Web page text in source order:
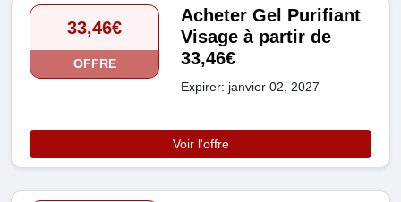
33,46€
OFFRE
Acheter Gel Purifiant
Visage à partir de
33,46€
Expirer: janvier 02, 2027
Voir l'offre